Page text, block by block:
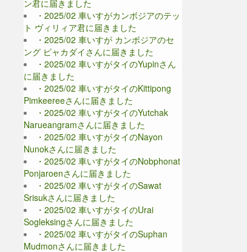
ン君に届きました
・2025/02 車いすがカンボジアのテッ
ト ヴィリィア君に届きました
・2025/02 車いすが カンボジアのセ
ング ピャカダイさんに届きました
・2025/02 車いすがタイのYupinさん
に届きました
・2025/02 車いすがタイのKittipong
Pimkeereeさんに届きました
・2025/02 車いすがタイのYutchak
Narueangramさんに届きました
・2025/02 車いすがタイのNayon
Nunokさんに届きました
・2025/02 車いすがタイのNobphonat
Ponjaroenさんに届きました
・2025/02 車いすがタイのSawat
Srisukさんに届きました
・2025/02 車いすがタイのUrai
Sogleksingさんに届きました
・2025/02 車いすがタイのSuphan
Mudmonさんに届きました